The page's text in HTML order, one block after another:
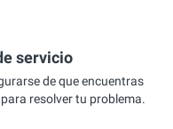
servicio
de que encuentras
resolver tu problema.